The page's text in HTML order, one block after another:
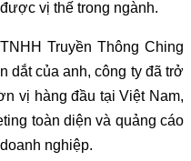
vị thế trong ngành.
Truyền Thông Ching
dắt của anh, công ty đã trở
vị hàng đầu tại Việt Nam,
toàn diện và quảng cáo
nghiệp.